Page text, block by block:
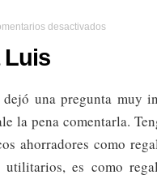
desactivados
Luis
una pregunta muy
la pena comentarla.
ahorradores como
utilitarios, es como